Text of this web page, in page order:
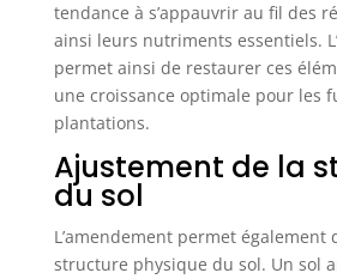
tendance à s’appauvrir au fil des
ainsi leurs nutriments essentiels.
permet ainsi de restaurer ces
une croissance optimale pour les
plantations.
Ajustement de la
du sol
L’amendement permet également
structure physique du sol. Un sol